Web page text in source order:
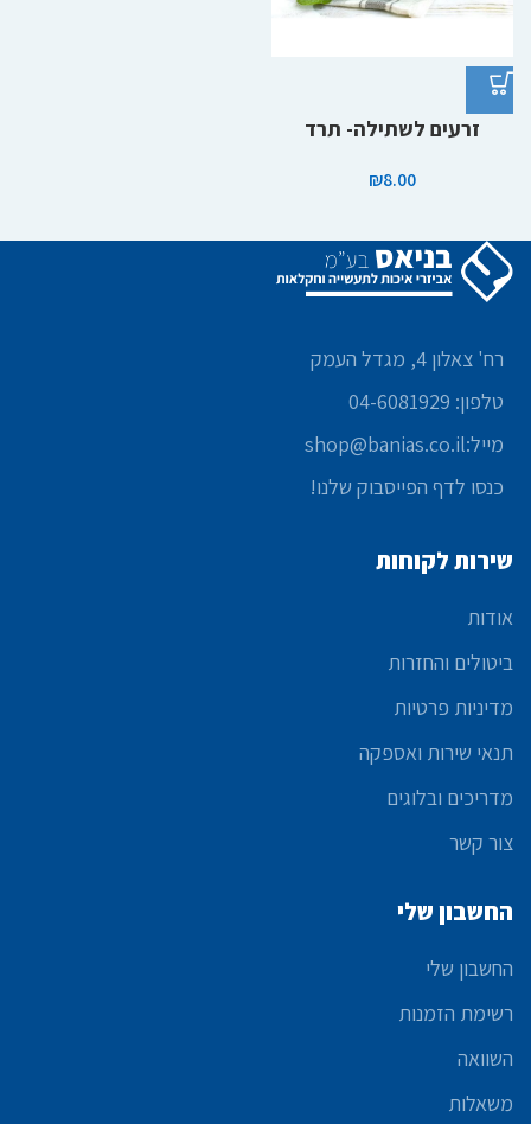
זרעים לשתילה- תרד
₪8.00
רח' צאלון 4, מגדל העמק
טלפון: 04-6081929
מייל:shop@banias.co.il
כנסו לדף הפייסבוק שלנו!
שירות לקוחות
אודות
ביטולים והחזרות
מדיניות פרטיות
תנאי שירות ואספקה
מדריכים ובלוגים
צור קשר
החשבון שלי
החשבון שלי
רשימת הזמנות
השוואה
משאלות